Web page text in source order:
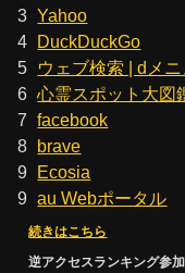
3 Yahoo
4 DuckDuckGo
5
ウェブ検索 | dメ
6 心霊スポット大図
7 facebook
8 brave
9 Ecosia
9 au Webポータル
続きはこちら
逆アクセスランキング参